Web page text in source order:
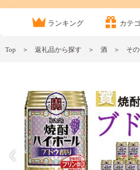
ランキング カテ
Top 返礼品から探す 酒 そ